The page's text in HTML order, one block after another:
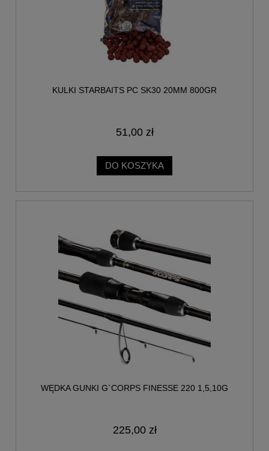
KULKI STARBAITS PC SK30 20MM 800GR
51,00 zł
DO KOSZYKA
WĘDKA GUNKI G`CORPS FINESSE 220 1,5,10G
225,00 zł